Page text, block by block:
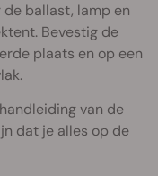
de ballast, lamp en
Bevestig de
plaats en op een
van de
dat je alles op de